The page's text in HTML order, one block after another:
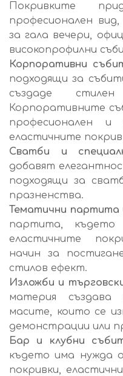
Покривките
професионален
за гала вечери,
високопрофилни
Корпоративни
подходящи за
създаде
Корпоративните
професионален
еластичните
Сватби и
добавят
подходящи за
празненства.
Тематични партита
партита, където
еластичните
начин за
стилов ефект.
Изложби и
материя създава
масите, които се
демонстрации или
Бар и клубни
където има нужда
покривки,